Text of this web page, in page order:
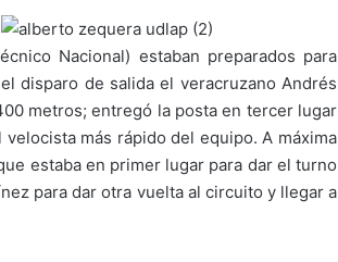
Nacional) estaban preparados para
disparo de salida el veracruzano Andrés
metros; entregó la posta en tercer lugar
más rápido del equipo. A máxima
estaba en primer lugar para dar el turno
para dar otra vuelta al circuito y llegar a